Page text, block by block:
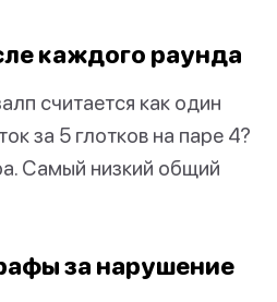
каждого раунда
считается как один
за 5 глотков на паре 4?
Самый низкий общий
за нарушение